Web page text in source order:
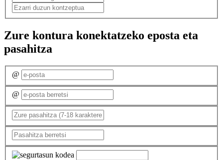
Zure kontura konektatzeko eposta eta
pasahitza
@
@